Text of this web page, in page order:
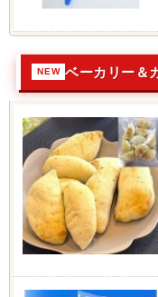
ベーカリー＆